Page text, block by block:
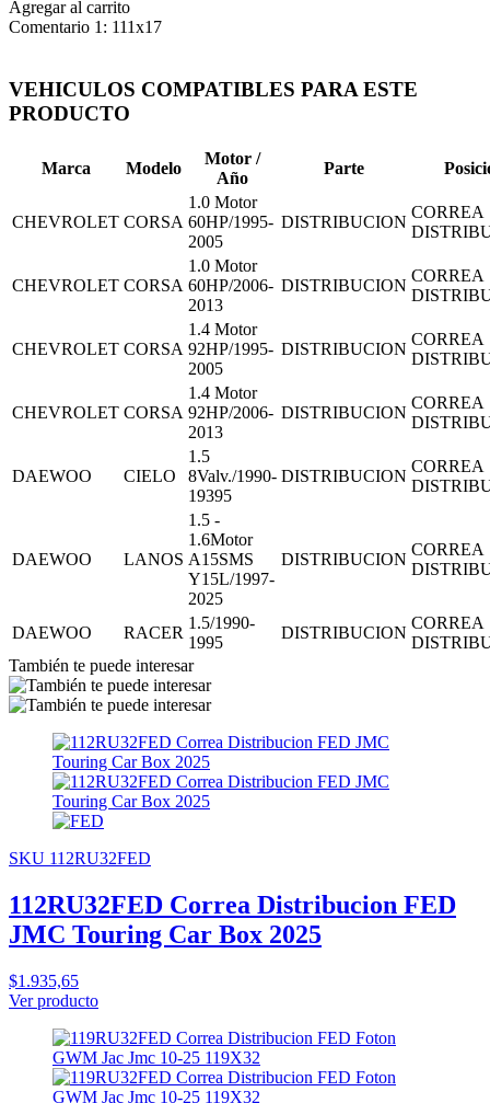
Agregar al carrito
Comentario 1: 111x17
VEHICULOS COMPATIBLES PARA ESTE
PRODUCTO
Marca Modelo
Motor /
Año
Parte
CHEVROLET CORSA
1.0 Motor
60HP/1995-
2005
DISTRIBUCION
CORREA
CHEVROLET CORSA
1.0 Motor
60HP/2006-
2013
DISTRIBUCION
CORREA
CHEVROLET CORSA
1.4 Motor
92HP/1995-
2005
DISTRIBUCION
CORREA
CHEVROLET CORSA
1.4 Motor
92HP/2006-
2013
DISTRIBUCION
CORREA
DAEWOO CIELO
1.5
8Valv./1990-
19395
DISTRIBUCION
CORREA
DAEWOO LANOS
1.5 -
1.6Motor
A15SMS
Y15L/1997-
2025
DISTRIBUCION
CORREA
DAEWOO RACER
1.5/1990-
1995
DISTRIBUCION
CORREA
También te puede interesar
SKU 112RU32FED
112RU32FED Correa Distribucion FED
JMC Touring Car Box 2025
$1.935,65
Ver producto